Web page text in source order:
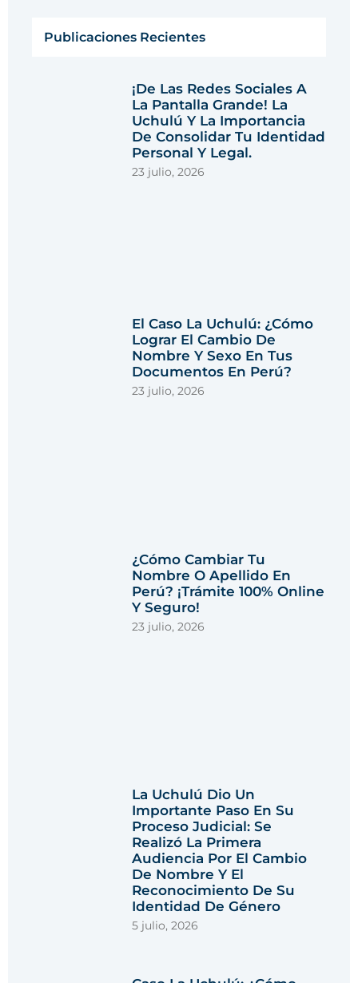
Publicaciones Recientes
¡De Las Redes Sociales A
La Pantalla Grande! La
Uchulú Y La Importancia
De Consolidar Tu Identidad
Personal Y Legal.
23 julio, 2026
El Caso La Uchulú: ¿Cómo
Lograr El Cambio De
Nombre Y Sexo En Tus
Documentos En Perú?
23 julio, 2026
¿Cómo Cambiar Tu
Nombre O Apellido En
Perú? ¡Trámite 100% Online
Y Seguro!
23 julio, 2026
La Uchulú Dio Un
Importante Paso En Su
Proceso Judicial: Se
Realizó La Primera
Audiencia Por El Cambio
De Nombre Y El
Reconocimiento De Su
Identidad De Género
5 julio, 2026